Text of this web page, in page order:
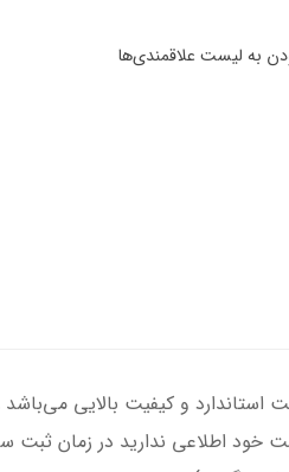
اصل با عیار بین المللی 925 ساخته شده و دارای ضخامت استاندارد و کیفیت
خود اطلاعی ندارید در زمان ثبت